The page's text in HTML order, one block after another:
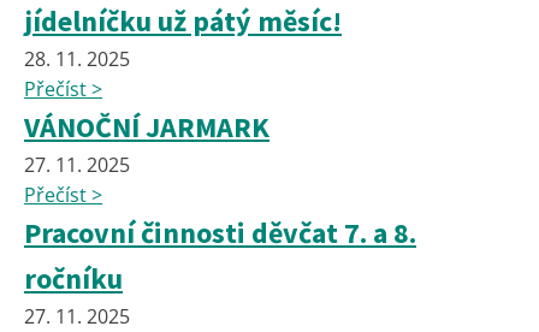
jídelníčku už pátý měsíc!
28. 11. 2025
Přečíst >
VÁNOČNÍ JARMARK
27. 11. 2025
Přečíst >
Pracovní činnosti děvčat 7. a 8.
ročníku
27. 11. 2025